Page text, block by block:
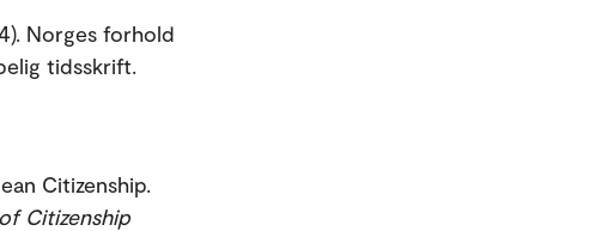
Norges forhold
tidsskrift.
Citizenship.
Citizenship